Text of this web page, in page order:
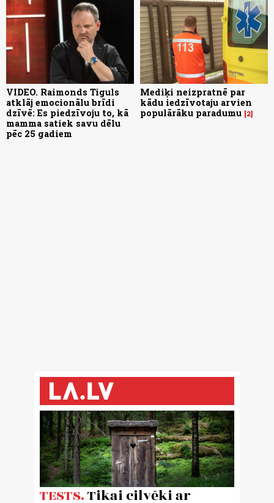
VIDEO. Raimonds Tiguls
atklāj emocionālu brīdi
dzīvē: Es piedzīvoju to, kā
mamma satiek savu dēlu
pēc 25 gadiem
Mediķi neizpratnē par
kādu iedzīvotaju arvien
populārāku paradumu 2